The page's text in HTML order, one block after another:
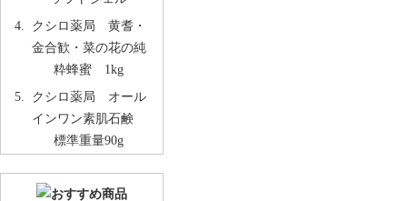
クシロ薬局 黄耆・
金合歓・菜の花の純
粋蜂蜜 1kg
クシロ薬局 オール
インワン素肌石鹸
標準重量90g